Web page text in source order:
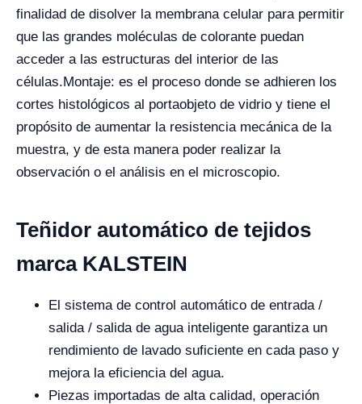
finalidad de disolver la membrana celular para permitir
que las grandes moléculas de colorante puedan
acceder a las estructuras del interior de las
células.Montaje: es el proceso donde se adhieren los
cortes histológicos al portaobjeto de vidrio y tiene el
propósito de aumentar la resistencia mecánica de la
muestra, y de esta manera poder realizar la
observación o el análisis en el microscopio.
Teñidor automático de tejidos
marca KALSTEIN
El sistema de control automático de entrada /
salida / salida de agua inteligente garantiza un
rendimiento de lavado suficiente en cada paso y
mejora la eficiencia del agua.
Piezas importadas de alta calidad, operación